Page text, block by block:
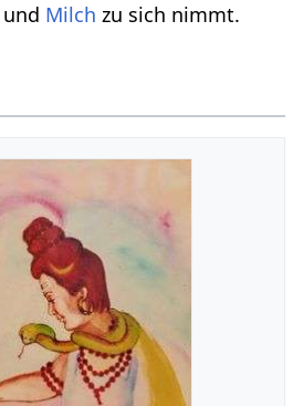
und Milch zu sich nimmt.